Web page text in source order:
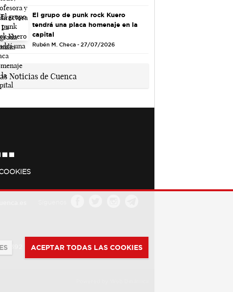
El grupo de punk rock Kuero
tendrá una placa homenaje en la
capital
Rubén M. Checa - 27/07/2026
392 ACEPTAR TODAS LAS COOKIES